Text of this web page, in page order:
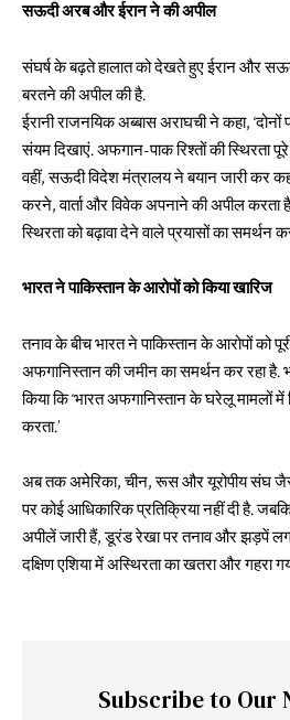
सऊदी अरब और ईरान ने की अपील
संघर्ष के बढ़ते हालात को देखते हुए ईरान और
बरतने की अपील की है.
ईरानी राजनयिक अब्बास अराघची ने कहा, ‘दोनों
संयम दिखाएं. अफगान-पाक रिश्तों की स्थिरता पूरे
वहीं, सऊदी विदेश मंत्रालय ने बयान जारी कर
करने, वार्ता और विवेक अपनाने की अपील करता
स्थिरता को बढ़ावा देने वाले प्रयासों का समर्थन
भारत ने पाकिस्तान के आरोपों को किया खारिज
तनाव के बीच भारत ने पाकिस्तान के आरोपों को
अफगानिस्तान की जमीन का समर्थन कर रहा है.
किया कि ‘भारत अफगानिस्तान के घरेलू मामलों में
करता.’
अब तक अमेरिका, चीन, रूस और यूरोपीय संघ
पर कोई आधिकारिक प्रतिक्रिया नहीं दी है.
अपीलें जारी हैं, डूरंड रेखा पर तनाव और झड़पें
दक्षिण एशिया में अस्थिरता का खतरा और गहरा
Subscribe to Our